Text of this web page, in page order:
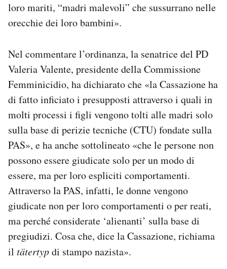
loro mariti, “madri malevoli” che sussurrano nelle
orecchie dei loro bambini».
Nel commentare l’ordinanza, la senatrice del PD
Valeria Valente, presidente della Commissione
Femminicidio, ha dichiarato che «la Cassazione ha
di fatto inficiato i presupposti attraverso i quali in
molti processi i figli vengono tolti alle madri solo
sulla base di perizie tecniche (CTU) fondate sulla
PAS», e ha anche sottolineato «che le persone non
possono essere giudicate solo per un modo di
essere, ma per loro espliciti comportamenti.
Attraverso la PAS, infatti, le donne vengono
giudicate non per loro comportamenti o per reati,
ma perché considerate ‘alienanti’ sulla base di
pregiudizi. Cosa che, dice la Cassazione, richiama
il tätertypdi stampo nazista».